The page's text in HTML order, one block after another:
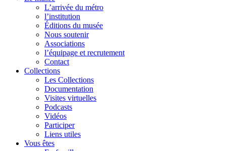
L’arrivée du métro
l’institution
Éditions du musée
Nous soutenir
Associations
l’équipage et recrutement
Contact
Collections
Les Collections
Documentation
Visites virtuelles
Podcasts
Vidéos
Participer
Liens utiles
Vous êtes